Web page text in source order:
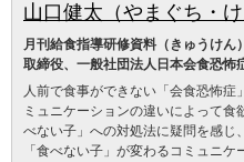
山口健太（やまぐち・け
月刊給食指導研修資料（きゅうけ
取締役、一般社団法人日本会食恐怖
人前で食事ができない「会食恐怖症
ミュニケーションの違いによって
べない子」への対処法に疑問を感じ
「食べない子」が変わるコミュニケ